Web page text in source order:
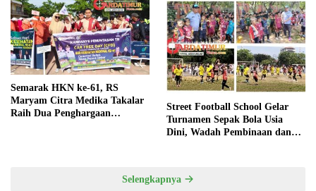
Semarak HKN ke-61, RS
Maryam Citra Medika Takalar
Raih Dua Penghargaan
Street Football School Gelar
Turnamen Sepak Bola Usia
Dini, Wadah Pembinaan dan
Selengkapnya